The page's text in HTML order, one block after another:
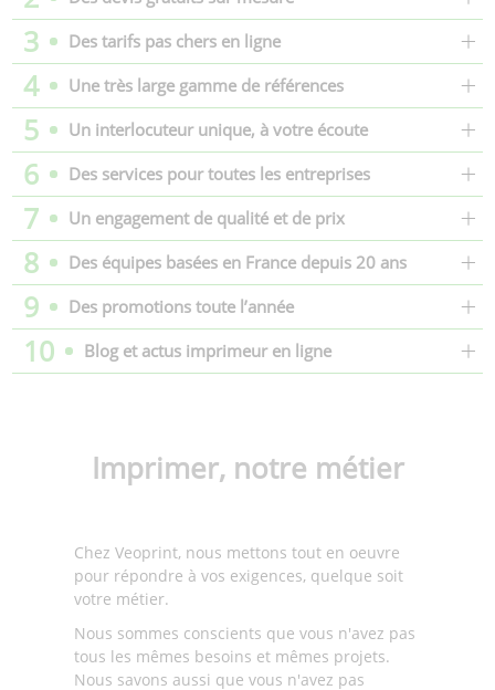
3 Des tarifs pas chers en ligne
4 Une très large gamme de références
5 Un interlocuteur unique, à votre écoute
6 Des services pour toutes les entreprises
7 Un engagement de qualité et de prix
8 Des équipes basées en France depuis 20 ans
9 Des promotions toute l’année
10 Blog et actus imprimeur en ligne
Imprimer, notre métier
Chez Veoprint, nous mettons tout en oeuvre
pour répondre à vos exigences, quelque soit
votre métier.
Nous sommes conscients que vous n'avez pas
tous les mêmes besoins et mêmes projets.
Nous savons aussi que vous n'avez pas